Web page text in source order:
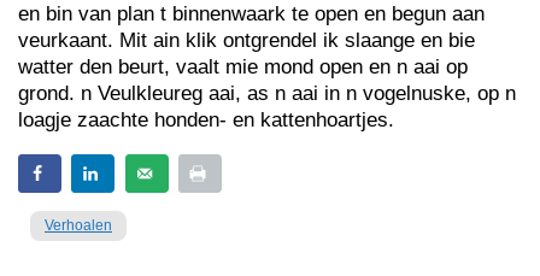
en bin van plan t binnenwaark te open en begun aan
veurkaant. Mit ain klik ontgrendel ik slaange en bie
watter den beurt, vaalt mie mond open en n aai op
grond. n Veulkleureg aai, as n aai in n vogelnuske, op n
loagje zaachte honden- en kattenhoartjes.
Verhoalen